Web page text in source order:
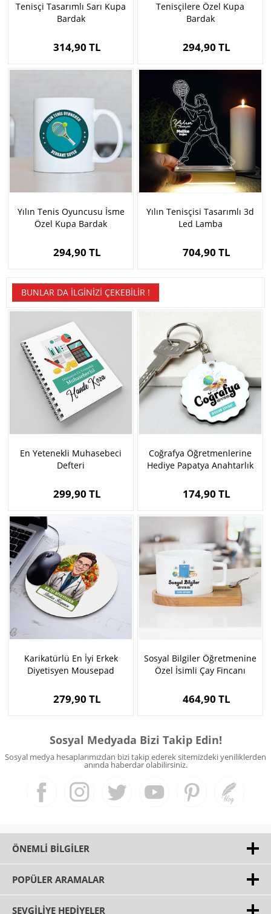
Tenisçi Tasarımlı Sarı Kupa
Bardak
314,90 TL
Tenisçilere Özel Kupa
Bardak
294,90 TL
Yılın Tenis Oyuncusu İsme
Özel Kupa Bardak
294,90 TL
Yılın Tenisçisi Tasarımlı 3d
Led Lamba
704,90 TL
BUNLAR DA İLGINIZI ÇEKEBILIR !
En Yetenekli Muhasebeci
Defteri
299,90 TL
Coğrafya Öğretmenlerine
Hediye Papatya Anahtarlık
174,90 TL
Karikatürlü En İyi Erkek
Diyetisyen Mousepad
279,90 TL
Sosyal Bilgiler Öğretmenine
Özel İsimli Çay Fincanı
464,90 TL
Sosyal Medyada Bizi Takip Edin!
Sosyal medya hesaplarımızdan bizi takip ederek sitemizdeki yeniliklerden
anında haberdar olabilirsiniz.
ÖNEMLI BILGILER
POPÜLER ARAMALAR
SEVGILIYE HEDIYELER